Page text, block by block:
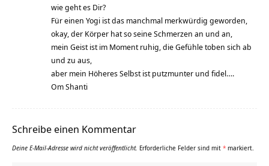
wie geht es Dir?
Für einen Yogi ist das manchmal merkwürdig geworden,
okay, der Körper hat so seine Schmerzen an und an,
mein Geist ist im Moment ruhig, die Gefühle toben sich ab
und zu aus,
aber mein Höheres Selbst ist putzmunter und fidel….
Om Shanti
Schreibe einen Kommentar
Deine E-Mail-Adresse wird nicht veröffentlicht. Erforderliche Felder sind mit * markiert.